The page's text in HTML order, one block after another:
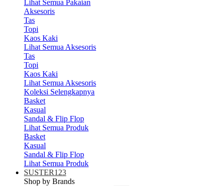
Lihat Semua Pakaian
Aksesoris
Tas
Topi
Kaos Kaki
Lihat Semua Aksesoris
Tas
Topi
Kaos Kaki
Lihat Semua Aksesoris
Koleksi Selengkapnya
Basket
Kasual
Sandal & Flip Flop
Lihat Semua Produk
Basket
Kasual
Sandal & Flip Flop
Lihat Semua Produk
SUSTER123
Shop by Brands